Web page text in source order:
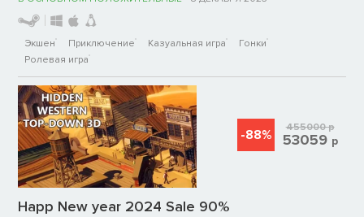
Экшен Приключение Казуальная игра
Гонки
Ролевая игра
Happ New year 2024 Sale 90%
-88% 455000р
53059 р